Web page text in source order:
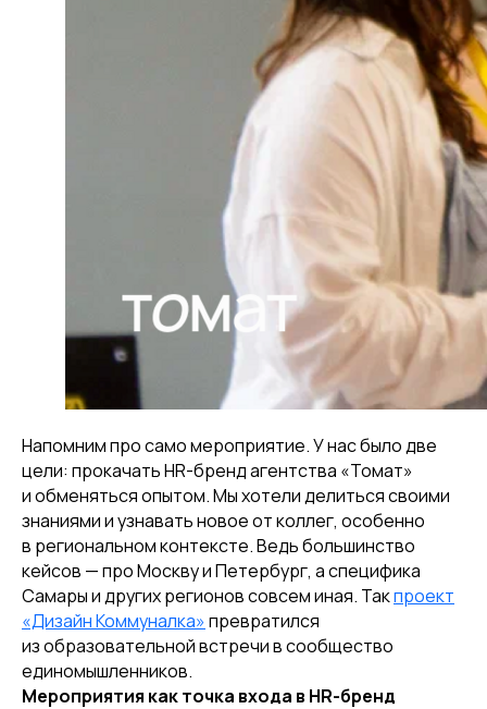
Напомним про само мероприятие. У нас было две
цели: прокачать HR-бренд агентства «Томат»
и обменяться опытом. Мы хотели делиться своими
знаниями и узнавать новое от коллег, особенно
в региональном контексте. Ведь большинство
кейсов — про Москву и Петербург, а специфика
Самары и других регионов совсем иная. Такпроект
«Дизайн Коммуналка»превратился
из образовательной встречи в сообщество
единомышленников.
Мероприятия как точка входа в HR-бренд